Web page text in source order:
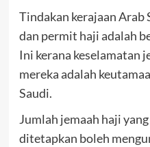
Tindakan kerajaan Arab
dan permit haji adalah
Ini kerana keselamatan
mereka adalah
Saudi.
Jumlah jemaah haji
ditetapkan boleh